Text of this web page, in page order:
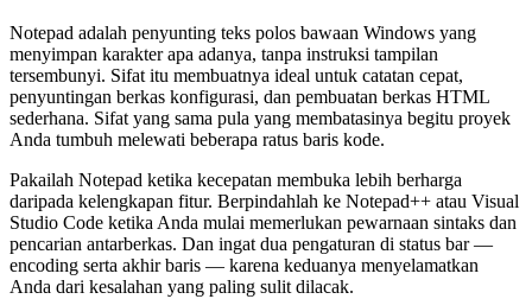
Notepad adalah penyunting teks polos bawaan Windows yang
menyimpan karakter apa adanya, tanpa instruksi tampilan
tersembunyi. Sifat itu membuatnya ideal untuk catatan cepat,
penyuntingan berkas konfigurasi, dan pembuatan berkas HTML
sederhana. Sifat yang sama pula yang membatasinya begitu proyek
Anda tumbuh melewati beberapa ratus baris kode.
Pakailah Notepad ketika kecepatan membuka lebih berharga
daripada kelengkapan fitur. Berpindahlah ke Notepad++ atau Visual
Studio Code ketika Anda mulai memerlukan pewarnaan sintaks dan
pencarian antarberkas. Dan ingat dua pengaturan di status bar —
encoding serta akhir baris — karena keduanya menyelamatkan
Anda dari kesalahan yang paling sulit dilacak.